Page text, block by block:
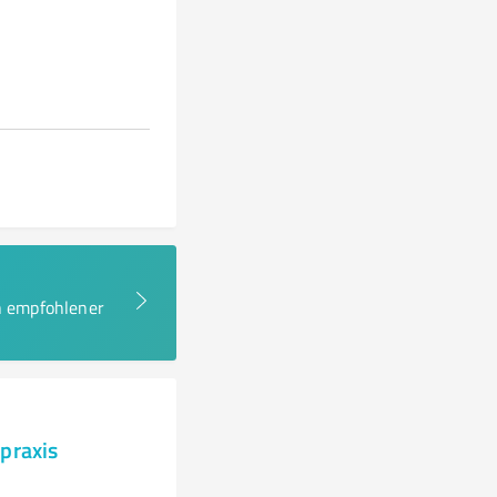
empfohlener